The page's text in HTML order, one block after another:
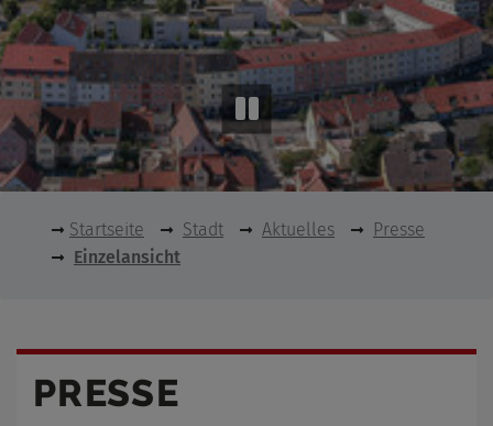
Startseite Stadt Aktuelles
Presse
Einzelansicht
PRESSE